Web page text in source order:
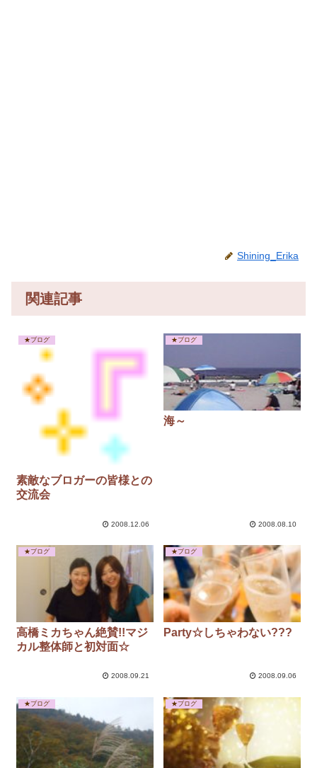
Shining_Erika
関連記事
★ブログ
素敵なブロガーの皆様との
交流会
2008.12.06
★ブログ
海～
2008.08.10
★ブログ
高橋ミカちゃん絶賛!!マジ
カル整体師と初対面☆
2008.09.21
★ブログ
Party☆しちゃわない???
2008.09.06
★ブログ ★ブログ